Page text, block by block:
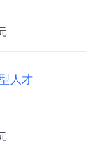
人才